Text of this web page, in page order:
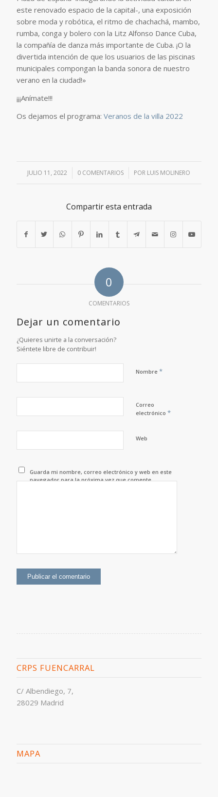
este renovado espacio de la capital-, una exposición
sobre moda y robótica, el ritmo de chachachá, mambo,
rumba, conga y bolero con la Litz Alfonso Dance Cuba,
la compañía de danza más importante de Cuba. ¡O la
divertida intención de que los usuarios de las piscinas
municipales compongan la banda sonora de nuestro
verano en la ciudad!»
¡¡¡Anímate!!!
Os dejamos el programa: Veranos de la villa 2022
JULIO 11, 2022
/ 0 COMENTARIOS
/ POR LUIS MOLINERO
Compartir esta entrada
0
COMENTARIOS
Dejar un comentario
¿Quieres unirte a la conversación?
Siéntete libre de contribuir!
Nombre *
Correo
electrónico *
Web
Guarda mi nombre, correo electrónico y web en este
navegador para la próxima vez que comente.
CRPS FUENCARRAL
C/ Albendiego, 7,
28029 Madrid
MAPA